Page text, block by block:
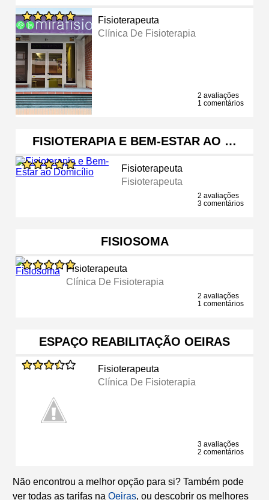
Fisioterapeuta
Clínica De Fisioterapia
2 avaliações
1 comentários
FISIOTERAPIA E BEM-ESTAR AO …
Fisioterapeuta
Fisioterapeuta
2 avaliações
3 comentários
FISIOSOMA
Fisioterapeuta
Clínica De Fisioterapia
2 avaliações
1 comentários
ESPAÇO REABILITAÇÃO OEIRAS
Fisioterapeuta
Clínica De Fisioterapia
3 avaliações
2 comentários
Não encontrou a melhor opção para si? Também pode
ver todas as tarifas na Oeiras, ou descobrir os melhores